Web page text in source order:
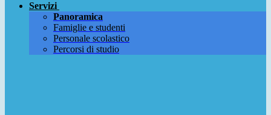
Servizi
Panoramica
Famiglie e studenti
Personale scolastico
Percorsi di studio